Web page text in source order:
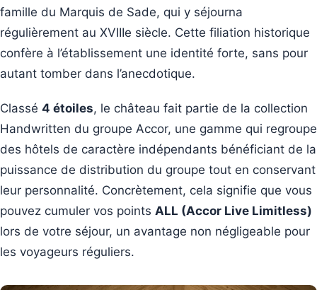
famille du Marquis de Sade, qui y séjourna
régulièrement au XVIIIe siècle. Cette filiation historique
confère à l’établissement une identité forte, sans pour
autant tomber dans l’anecdotique.
Classé 4 étoiles, le château fait partie de la collection
Handwritten du groupe Accor, une gamme qui regroupe
des hôtels de caractère indépendants bénéficiant de la
puissance de distribution du groupe tout en conservant
leur personnalité. Concrètement, cela signifie que vous
pouvez cumuler vos points ALL (Accor Live Limitless)
lors de votre séjour, un avantage non négligeable pour
les voyageurs réguliers.